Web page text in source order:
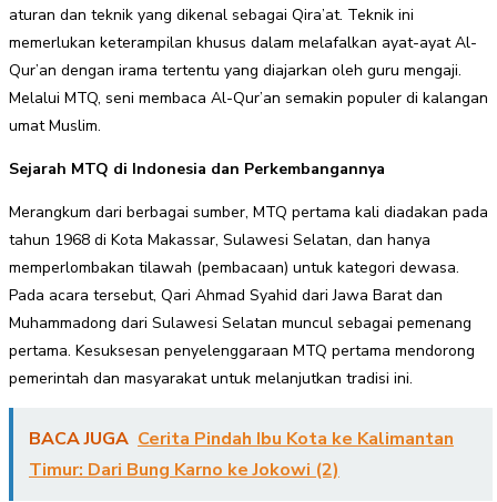
aturan dan teknik yang dikenal sebagai Qira’at. Teknik ini
memerlukan keterampilan khusus dalam melafalkan ayat-ayat Al-
Qur’an dengan irama tertentu yang diajarkan oleh guru mengaji.
Melalui MTQ, seni membaca Al-Qur’an semakin populer di kalangan
umat Muslim.
Sejarah MTQ di Indonesia dan Perkembangannya
Merangkum dari berbagai sumber, MTQ pertama kali diadakan pada
tahun 1968 di Kota Makassar, Sulawesi Selatan, dan hanya
memperlombakan tilawah (pembacaan) untuk kategori dewasa.
Pada acara tersebut, Qari Ahmad Syahid dari Jawa Barat dan
Muhammadong dari Sulawesi Selatan muncul sebagai pemenang
pertama. Kesuksesan penyelenggaraan MTQ pertama mendorong
pemerintah dan masyarakat untuk melanjutkan tradisi ini.
BACA JUGA Cerita Pindah Ibu Kota ke Kalimantan
Timur: Dari Bung Karno ke Jokowi (2)